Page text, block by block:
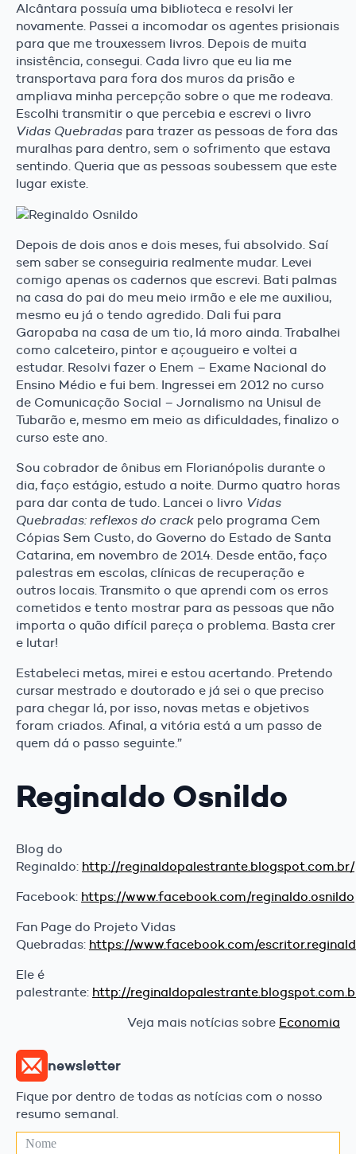
Alcântara possuía uma biblioteca e resolvi ler
novamente. Passei a incomodar os agentes prisionais
para que me trouxessem livros. Depois de muita
insistência, consegui. Cada livro que eu lia me
transportava para fora dos muros da prisão e
ampliava minha percepção sobre o que me rodeava.
Escolhi transmitir o que percebia e escrevi o livro
Vidas Quebradas para trazer as pessoas de fora das
muralhas para dentro, sem o sofrimento que estava
sentindo. Queria que as pessoas soubessem que este
lugar existe.
Depois de dois anos e dois meses, fui absolvido. Saí
sem saber se conseguiria realmente mudar. Levei
comigo apenas os cadernos que escrevi. Bati palmas
na casa do pai do meu meio irmão e ele me auxiliou,
mesmo eu já o tendo agredido. Dali fui para
Garopaba na casa de um tio, lá moro ainda. Trabalhei
como calceteiro, pintor e açougueiro e voltei a
estudar. Resolvi fazer o Enem – Exame Nacional do
Ensino Médio e fui bem. Ingressei em 2012 no curso
de Comunicação Social – Jornalismo na Unisul de
Tubarão e, mesmo em meio as dificuldades, finalizo o
curso este ano.
Sou cobrador de ônibus em Florianópolis durante o
dia, faço estágio, estudo a noite. Durmo quatro horas
para dar conta de tudo. Lancei o livro Vidas
Quebradas: reflexos do crack pelo programa Cem
Cópias Sem Custo, do Governo do Estado de Santa
Catarina, em novembro de 2014. Desde então, faço
palestras em escolas, clínicas de recuperação e
outros locais. Transmito o que aprendi com os erros
cometidos e tento mostrar para as pessoas que não
importa o quão difícil pareça o problema. Basta crer
e lutar!
Estabeleci metas, mirei e estou acertando. Pretendo
cursar mestrado e doutorado e já sei o que preciso
para chegar lá, por isso, novas metas e objetivos
foram criados. Afinal, a vitória está a um passo de
quem dá o passo seguinte.”
Reginaldo Osnildo
Blog do
Reginaldo: http://reginaldopalestrante.blogspot.com.br/
Facebook: https://www.facebook.com/reginaldo.osnildo
Fan Page do Projeto Vidas
Quebradas: https://www.facebook.com/
Ele é
palestrante: http://
Veja mais notícias sobre Economia
newsletter
Fique por dentro de todas as notícias com o nosso
resumo semanal.